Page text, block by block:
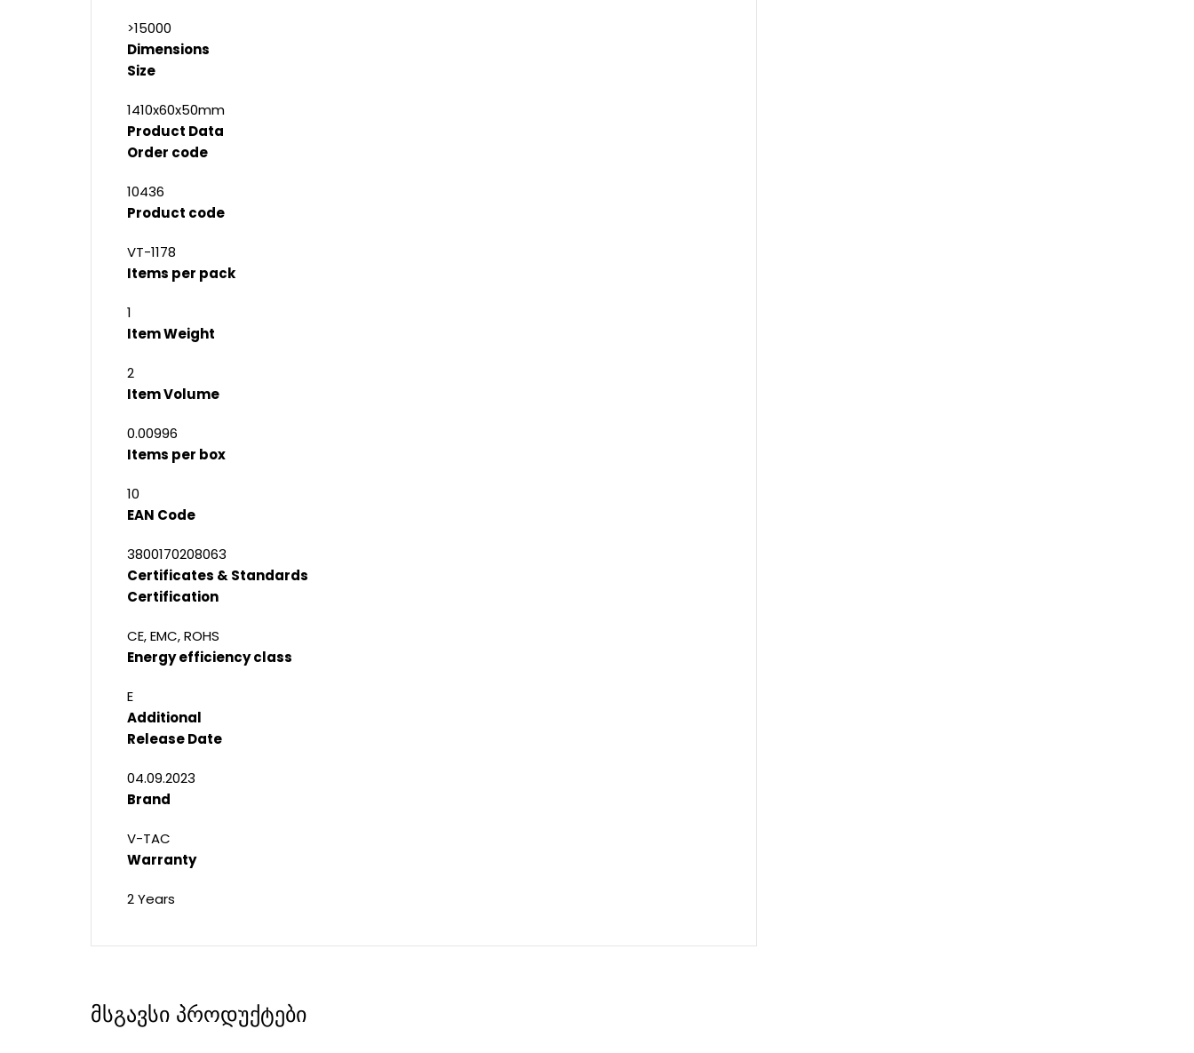
>15000
Dimensions
Size
1410x60x50mm
Product Data
Order code
10436
Product code
VT-1178
Items per pack
1
Item Weight
2
Item Volume
0.00996
Items per box
10
EAN Code
3800170208063
Certificates & Standards
Certification
CE, EMC, ROHS
Energy efficiency class
E
Additional
Release Date
04.09.2023
Brand
V-TAC
Warranty
2 Years
მსგავსი პროდუქტები